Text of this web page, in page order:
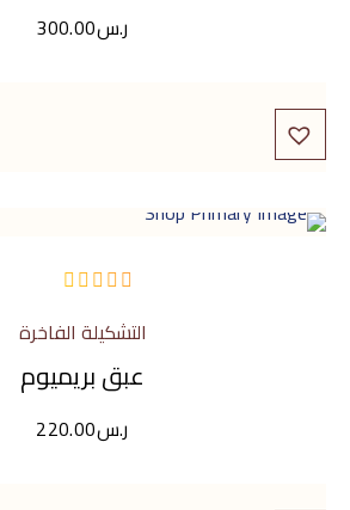
ر.س300.00
من
5
التشكيلة الفاخرة
عبق بريميوم
ر.س220.00